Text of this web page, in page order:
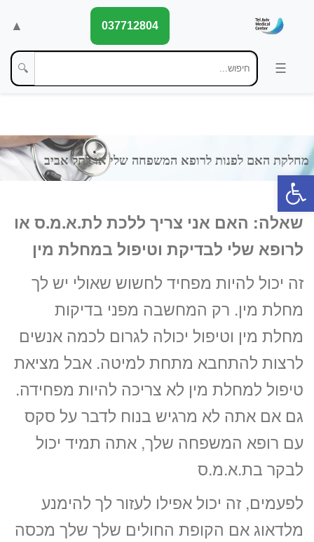
פתח סרגל נגישות
▲ 037712804
🔍
שלי או לתל אביב
שאלה: האם אני צריך ללכת לת.א.מ.ס או
לרופא שלי לבדיקת וטיפול במחלת מין
זה יכול להיות מפחיד לחשוש שאולי יש לך
מחלת מין. רק המחשבה מפני בדיקות
מחלת מין וטיפול יכולה לגרום לכמה אנשים
לרצות להתחבא מתחת למיטה. אבל מציאת
טיפול למחלת מין לא צריכה להיות מפחידה.
גם אם אתה לא מרגיש בנוח לדבר על סקס
עם רופא המשפחה שלך, אתה תמיד יכול
לבקר בת.א.מ.ס
לפעמים, זה יכול אפילו לעזור לך להימנע
מלדאוג אם הקופת החולים שלך שלך מכסה